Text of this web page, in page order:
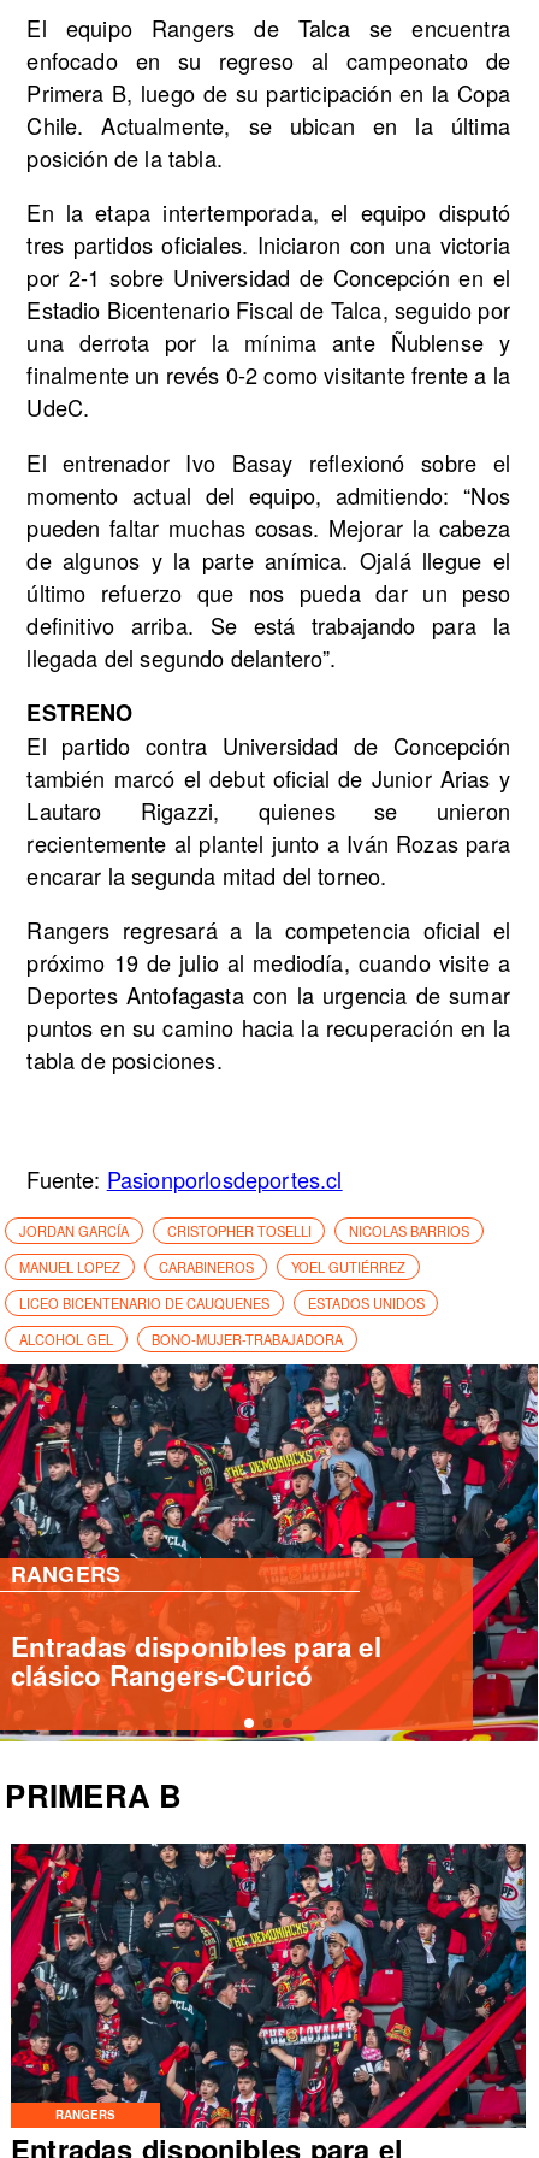
El equipo Rangers de Talca se encuentra
enfocado en su regreso al campeonato de
Primera B, luego de su participación en la Copa
Chile. Actualmente, se ubican en la última
posición de la tabla.
En la etapa intertemporada, el equipo disputó
tres partidos oficiales. Iniciaron con una victoria
por 2-1 sobre Universidad de Concepción en el
Estadio Bicentenario Fiscal de Talca, seguido por
una derrota por la mínima ante Ñublense y
finalmente un revés 0-2 como visitante frente a la
UdeC.
El entrenador Ivo Basay reflexionó sobre el
momento actual del equipo, admitiendo: “Nos
pueden faltar muchas cosas. Mejorar la cabeza
de algunos y la parte anímica. Ojalá llegue el
último refuerzo que nos pueda dar un peso
definitivo arriba. Se está trabajando para la
llegada del segundo delantero”.
ESTRENO
El partido contra Universidad de Concepción
también marcó el debut oficial de Junior Arias y
Lautaro Rigazzi, quienes se unieron
recientemente al plantel junto a Iván Rozas para
encarar la segunda mitad del torneo.
Rangers regresará a la competencia oficial el
próximo 19 de julio al mediodía, cuando visite a
Deportes Antofagasta con la urgencia de sumar
puntos en su camino hacia la recuperación en la
tabla de posiciones.
Fuente: Pasionporlosdeportes.cl
JORDAN GARCÍA CRISTOPHER TOSELLI
NICOLAS BARRIOS
MANUEL LOPEZ
CARABINEROS
YOEL GUTIÉRREZ
LICEO BICENTENARIO DE CAUQUENES
ESTADOS UNIDOS
ALCOHOL GEL
BONO-MUJER-TRABAJADORA
RANGERS
Entradas disponibles para el
PRIMERA B
Magallanes confirma nuevo socio
estratégico Ferbal Capital
PRIMERA B